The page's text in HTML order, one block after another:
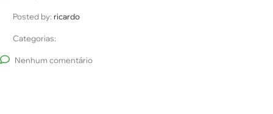
Posted by: ricardo
Categorias:
Nenhum comentário